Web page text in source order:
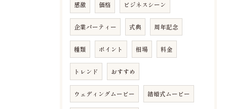
感激 価格 ビジネスシーン
企業パーティー 式典 周年記念
種類 ポイント 相場 料金
トレンド おすすめ
ウェディングムービー 結婚式ムービー